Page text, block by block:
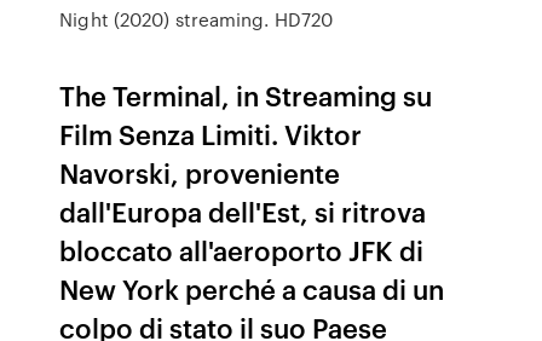
Night (2020) streaming. HD720
The Terminal, in Streaming su
Film Senza Limiti. Viktor
Navorski, proveniente
dall'Europa dell'Est, si ritrova
bloccato all'aeroporto JFK di
New York perché a causa di un
colpo di stato il suo Paese